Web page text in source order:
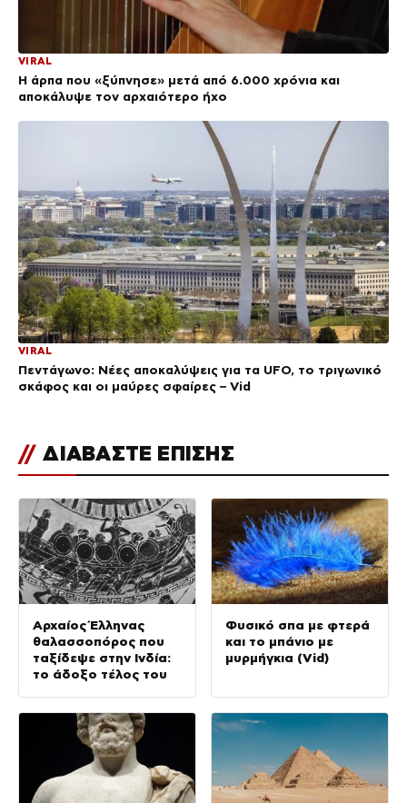
VIRAL
Η άρπα που «ξύπνησε» μετά από 6.000 χρόνια και
αποκάλυψε τον αρχαιότερο ήχο
VIRAL
Πεντάγωνο: Νέες αποκαλύψεις για τα UFO, το τριγωνικό
σκάφος και οι μαύρες σφαίρες – Vid
// ΔΙΑΒΑΣΤΕ ΕΠΙΣΗΣ
Αρχαίος Έλληνας
θαλασσοπόρος που
ταξίδεψε στην Ινδία:
το άδοξο τέλος του
Φυσικό σπα με φτερά
και το μπάνιο με
μυρμήγκια (Vid)